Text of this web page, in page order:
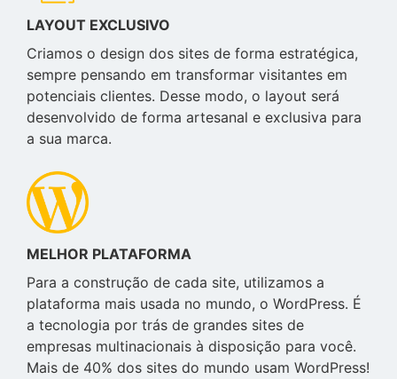
LAYOUT EXCLUSIVO
Criamos o design dos sites de forma estratégica,
sempre pensando em transformar visitantes em
potenciais clientes. Desse modo, o layout será
desenvolvido de forma artesanal e exclusiva para
a sua marca.
MELHOR PLATAFORMA
Para a construção de cada site, utilizamos a
plataforma mais usada no mundo, o WordPress. É
a tecnologia por trás de grandes sites de
empresas multinacionais à disposição para você.
Mais de 40% dos sites do mundo usam WordPress!